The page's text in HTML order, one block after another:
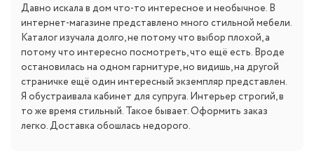
Давно искала в дом что-то интересное и необычное. В
интернет-магазине представлено много стильной мебели.
Каталог изучала долго, не потому что выбор плохой, а
потому что интересно посмотреть, что ещё есть. Вроде
остановилась на одном гарнитуре, но видишь, на другой
страничке ещё один интересный экземпляр представлен.
Я обустраивала кабинет для супруга. Интерьер строгий, в
то же время стильный. Такое бывает. Оформить заказ
легко. Доставка обошлась недорого.